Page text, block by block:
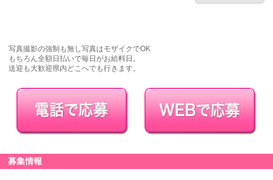
写真撮影の強制も無し写真はモザイクでOK
もちろん全額日払いで毎日がお給料日。
送迎も大歓迎県内どこへでも行きます。
募集情報